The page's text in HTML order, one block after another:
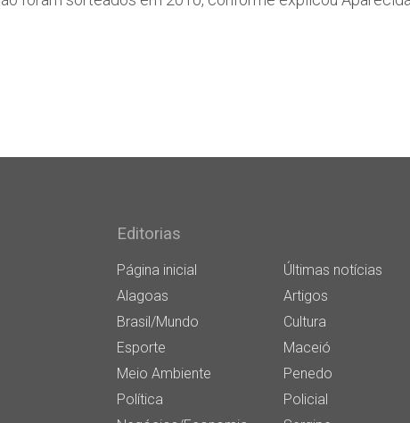
Editorias
Página inicial
Últimas notícias
Alagoas
Artigos
Brasil/Mundo
Cultura
Esporte
Maceió
Meio Ambiente
Penedo
Política
Policial